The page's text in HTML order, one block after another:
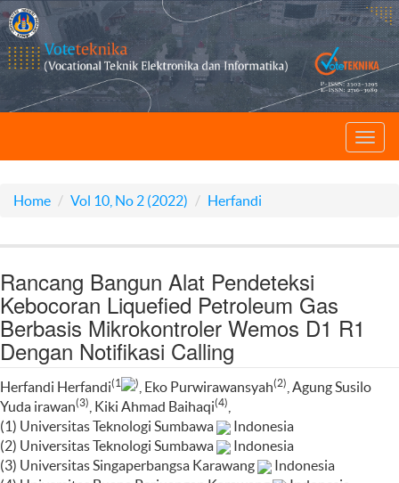
Home Vol 10, No 2 (2022) Herfandi
Rancang Bangun Alat Pendeteksi
Kebocoran Liquefied Petroleum Gas
Berbasis Mikrokontroler Wemos D1 R1
Dengan Notifikasi Calling
Herfandi Herfandi(1 ) , Eko Purwirawansyah(2) , Agung Susilo
Yuda irawan(3) , Kiki Ahmad Baihaqi(4)
(1) Universitas Teknologi Sumbawa
Indonesia
(2) Universitas Teknologi Sumbawa
Indonesia
(3) Universitas Singaperbangsa Karawang
Indonesia